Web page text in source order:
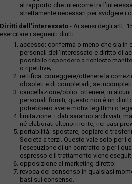
al rapporto che intercorre tra
strettamente necessari per svolgere i
Diritti dell’interessato - Ai sensi degli artt.
esercitare i seguenti diritti:
accesso: conferma o meno che sia in
personali dell’interessato e diritto di
possibile rispondere a richieste
o ripetitive;
rettifica: correggere/ottenere la
obsoleti e di completarli, se incompleti;
cancellazione/oblio: ottenere, in
personali forniti; questo non è un
potrebbero avere motivi legittimi o
limitazione: i dati saranno archiviati,
né elaborati ulteriormente, nei casi
portabilità: spostare, copiare o
Società a terzi. Questo vale solo per i
l’esecuzione di un contratto o per i
espresso e il trattamento viene
opposizione al marketing diretto;
revoca del consenso in qualsiasi
basi sul consenso.